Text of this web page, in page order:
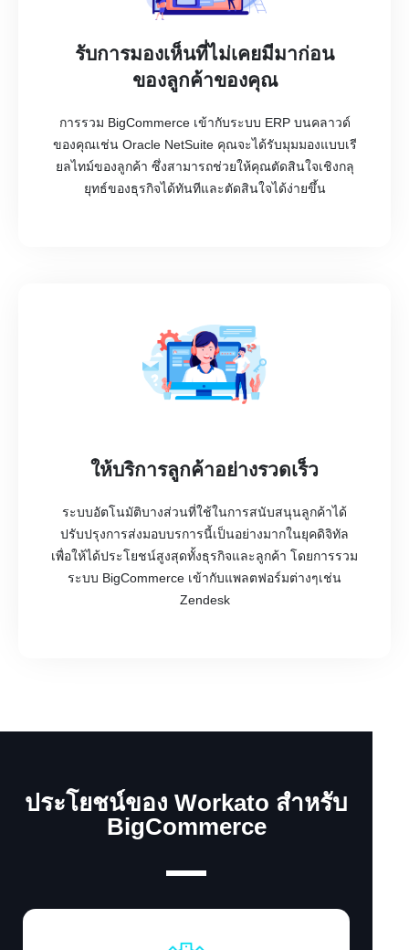
รับการมองเห็นที่ไม่เคยมีมาก่อน
ของลูกค้าของคุณ
การรวม BigCommerce เข้ากับระบบ ERP บนคลาวด์
ของคุณเช่น Oracle NetSuite คุณจะได้รับมุมมองแบบเรี
ยลไทม์ของลูกค้า ซึ่งสามารถช่วยให้คุณตัดสินใจเชิงกลุ
ยุทธ์ของธุรกิจได้ทันทีและตัดสินใจได้ง่ายขึ้น
ให้บริการลูกค้าอย่างรวดเร็ว
ระบบอัตโนมัติบางส่วนที่ใช้ในการสนับสนุนลูกค้าได้
ปรับปรุงการส่งมอบบรการนี้เป็นอย่างมากในยุคดิจิทัล
เพื่อให้ได้ประโยชน์สูงสุดทั้งธุรกิจและลูกค้า โดยการรวม
ระบบ BigCommerce เข้ากับแพลตฟอร์มต่างๆเช่น
Zendesk
ประโยชน์ของ Workato สำหรับ
BigCommerce